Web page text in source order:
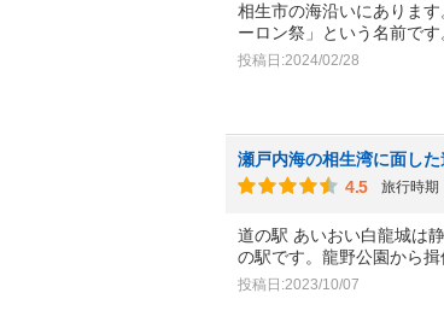
相生市の海沿いにありま
ーロン祭」という名前で
投稿日:2024/02/28
瀬戸内海の相生湾に面した
4.5
旅行時期
道の駅 あいおい白龍城は
の駅です。龍野公園から
投稿日:2023/10/07